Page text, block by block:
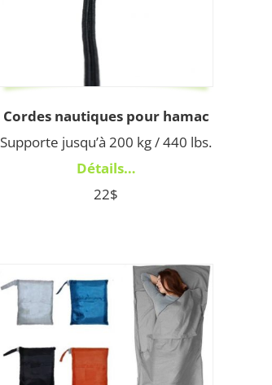
Cordes nautiques pour hamac
Supporte jusqu’à 200 kg / 440 lbs.
Détails…
22$